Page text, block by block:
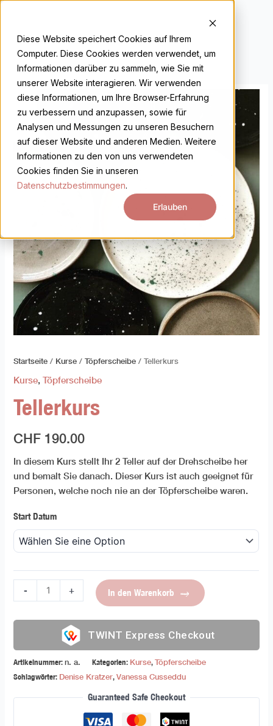
Diese Website speichert Cookies auf Ihrem
Computer. Diese Cookies werden verwendet, um
Informationen darüber zu sammeln, wie Sie mit
unserer Website interagieren. Wir verwenden
diese Informationen, um Ihre Browser-Erfahrung
zu verbessern und anzupassen, sowie für
Analysen und Messungen zu unseren Besuchern
auf dieser Website und anderen Medien. Weitere
Informationen zu den von uns verwendeten
Cookies finden Sie in unseren
Datenschutzbestimmungen.
Erlauben
springen
DE
Startseite / Kurse /Töpferscheibe / Tellerkurs
Kurse,Töpferscheibe
Tellerkurs
CHF 190.00
In diesem Kurs stellt Ihr 2 Teller auf der Drehscheibe her
und bemalt Sie danach. Dieser Kurs ist auch geeignet für
Personen, welche noch nie an der Töpferscheibe waren.
Start Datum
-
Tellerkurs
Menge
+ In den Warenkorb
Express Checkout
Artikelnummer:n. a. Kategorien: Kurse,Töpferscheibe
Schlagwörter: Denise Kratzer,Vanessa Cusseddu
Guaranteed Safe Checkout